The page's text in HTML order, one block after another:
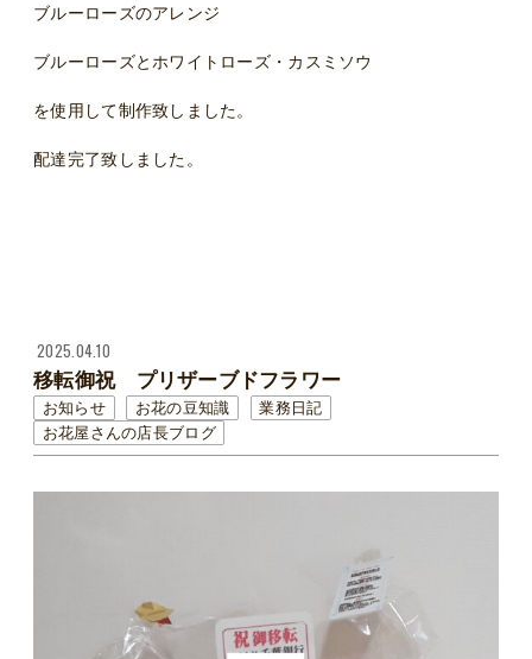
ブルーローズのアレンジ
ブルーローズとホワイトローズ・カスミソウ
を使用して制作致しました。
配達完了致しました。
2025.04.10
移転御祝 プリザーブドフラワー
お知らせ お花の豆知識
業務日記
お花屋さんの店長ブログ